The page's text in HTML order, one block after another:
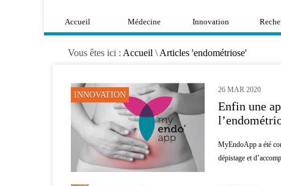
Accueil Médecine Innovation
Vous êtes ici : Accueil \ Articles 'endométriose'
INNOVATION
26 MAR 2020
Enfin une
MyEndoApp a été
dépistage et